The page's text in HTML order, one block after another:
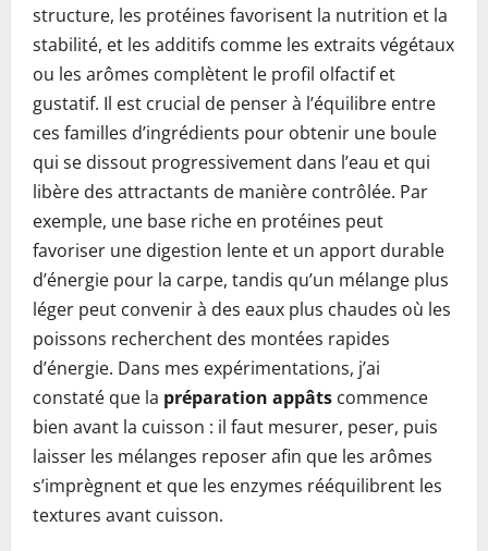
structure, les protéines favorisent la nutrition et la
stabilité, et les additifs comme les extraits végétaux
ou les arômes complètent le profil olfactif et
gustatif. Il est crucial de penser à l’équilibre entre
ces familles d’ingrédients pour obtenir une boule
qui se dissout progressivement dans l’eau et qui
libère des attractants de manière contrôlée. Par
exemple, une base riche en protéines peut
favoriser une digestion lente et un apport durable
d’énergie pour la carpe, tandis qu’un mélange plus
léger peut convenir à des eaux plus chaudes où les
poissons recherchent des montées rapides
d’énergie. Dans mes expérimentations, j’ai
constaté que la préparation appâts commence
bien avant la cuisson : il faut mesurer, peser, puis
laisser les mélanges reposer afin que les arômes
s’imprègnent et que les enzymes rééquilibrent les
textures avant cuisson.